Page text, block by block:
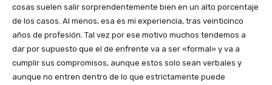
cosas suelen salir sorprendentemente bien en un alto porcentaje
de los casos. Al menos, esa es mi experiencia, tras veinticinco
años de profesión. Tal vez por ese motivo muchos tendemos a
dar por supuesto que el de enfrente va a ser «formal» y va a
cumplir sus compromisos, aunque estos solo sean verbales y
aunque no entren dentro de lo que estrictamente puede